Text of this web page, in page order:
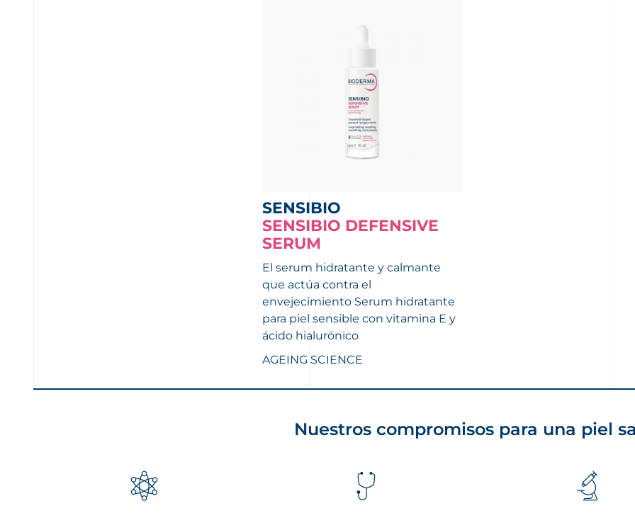
SENSIBIO
SENSIBIO DEFENSIVE
SERUM
El serum hidratante y calmante
que actúa contra el
envejecimiento Serum hidratante
para piel sensible con vitamina E y
ácido hialurónico
AGEING SCIENCE
Nuestros compromisos para una piel